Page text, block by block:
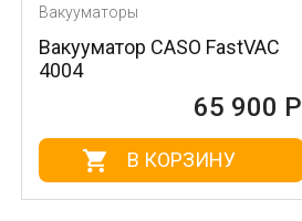
Вакууматоры
Вакууматор CASO FastVAC
4004
65 900 Р
В КОРЗИНУ